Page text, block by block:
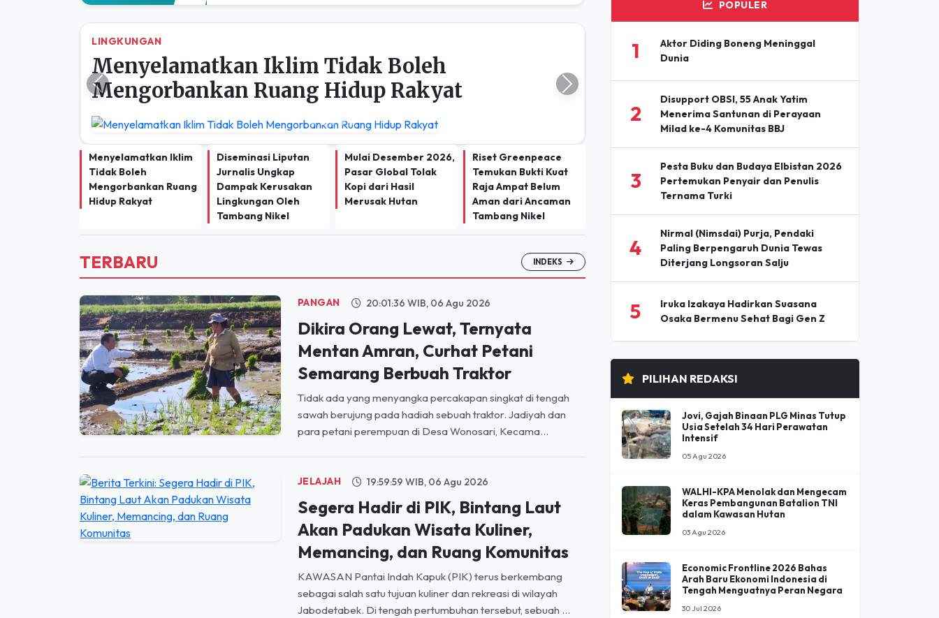
LINGKUNGAN
Menyelamatkan Iklim Tidak Boleh
Mengorbankan Ruang Hidup Rakyat
Previous Next
Menyelamatkan Iklim
Tidak Boleh
Mengorbankan Ruang
Hidup Rakyat
Diseminasi Liputan
Jurnalis Ungkap
Dampak Kerusakan
Lingkungan Oleh
Tambang Nikel
Mulai Desember 2026,
Pasar Global Tolak
Kopi dari Hasil
Merusak Hutan
Riset Greenpeace
Temukan Bukti Kuat
Raja Ampat Belum
Aman dari Ancaman
Tambang Nikel
TERBARU INDEKS
PANGAN 20:01:36 WIB, 06 Agu 2026
Dikira Orang Lewat, Ternyata
Mentan Amran, Curhat Petani
Semarang Berbuah Traktor
Tidak ada yang menyangka percakapan singkat di tengah
sawah berujung pada hadiah sebuah traktor. Jadiyah dan
para petani perempuan di Desa Wonosari, Kecama...
JELAJAH 19:59:59 WIB, 06 Agu 2026
Segera Hadir di PIK, Bintang Laut
Akan Padukan Wisata Kuliner,
Memancing, dan Ruang Komunitas
KAWASAN Pantai Indah Kapuk (PIK) terus berkembang
sebagai salah satu tujuan kuliner dan rekreasi di wilayah
Jabodetabek. Di tengah pertumbuhan tersebut, sebuah ...
POPULER
1
Aktor Diding Boneng Meninggal
Dunia
2
Disupport OBSI, 55 Anak Yatim
Menerima Santunan di Perayaan
Milad ke-4 Komunitas BBJ
3
Pesta Buku dan Budaya Elbistan 2026
Pertemukan Penyair dan Penulis
Ternama Turki
4
Nirmal (Nimsdai) Purja, Pendaki
Paling Berpengaruh Dunia Tewas
Diterjang Longsoran Salju
5
Iruka Izakaya Hadirkan Suasana
Osaka Bermenu Sehat Bagi Gen Z
PILIHAN REDAKSI
Jovi, Gajah Binaan PLG Minas Tutup
Usia Setelah 34 Hari Perawatan
Intensif
05 Agu 2026
WALHI-KPA Menolak dan Mengecam
Keras Pembangunan Batalion TNI
dalam Kawasan Hutan
03 Agu 2026
Economic Frontline 2026 Bahas
Arah Baru Ekonomi Indonesia di
Tengah Menguatnya Peran Negara
30 Jul 2026